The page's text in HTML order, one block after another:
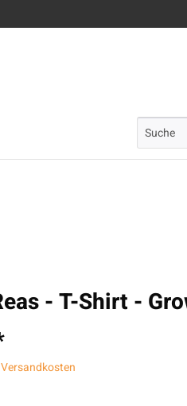
- T-Shirt -